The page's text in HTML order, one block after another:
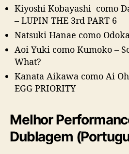
Kiyoshi Kobayashi como
– LUPIN THE 3rd PART 6
Natsuki Hanae como
Aoi Yuki como Kumoko –
What?
Kanata Aikawa como Ai
EGG PRIORITY
Melhor
Dublagem